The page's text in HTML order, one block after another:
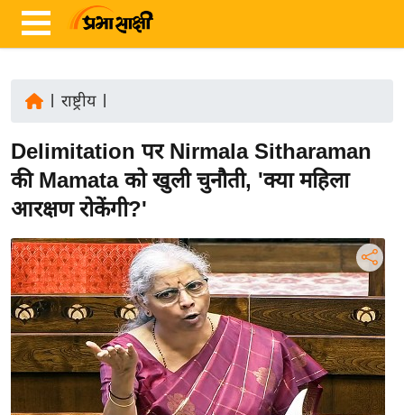
ज़ा
ख
ब
र
रा
ष्ट्री
य
अं
त
र्रा
राष्ट्रीय|
Delimitation पर Nirmala Sitharaman
की Mamata को खुली चुनौती, 'क्या महिला
आरक्षण रोकेंगी?'